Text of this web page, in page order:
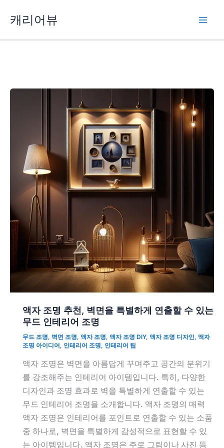
캐리어뷰
액자 조명 추천, 벽면을 특별하게 연출할 수 있는
무드 인테리어 조명
무드 조명, 벽면 조명, 액자 조명, 액자 조명 DIY, 액자 조명 디자인, 액자
조명 아이디어 , 인테리어 조명, 인테리어 팁
액자 조명은 벽면을 아름답게 꾸며주고 공간의 분위기
를 강조해주는 인테리어 아이템입니다. 특히, 다양한
디자인과 조명 효과로 벽을 특별하게 연출할 수 있는
무드 인테리어 조명을 소개합니다. 액자 조명의 매력
액자 조명은 인테리어를 포인트로 연출할 수 있는 소품
중 하나로, 벽면을 특별하게 감성적으로 표현할 수 있
는 아이템입니다. 액자 조명은 주로 그림이나 사진 등